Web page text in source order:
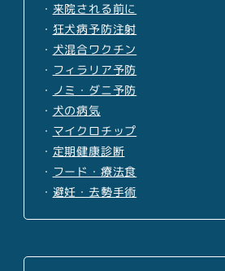
・ 来院される前に
・ 狂犬病予防注射
・ 犬混合ワクチン
・ フィラリア予防
・ ノミ・ダニ予防
・ 犬の病気
・ マイクロチップ
・ 定期健康診断
・ フード・療法食
・ 避妊・去勢手術